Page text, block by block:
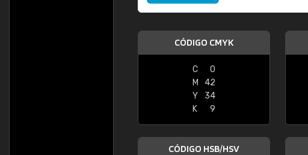
CÓDIGO CMYK
C
0
M
42
Y
34
K
9
CÓDIGO HSB/HSV